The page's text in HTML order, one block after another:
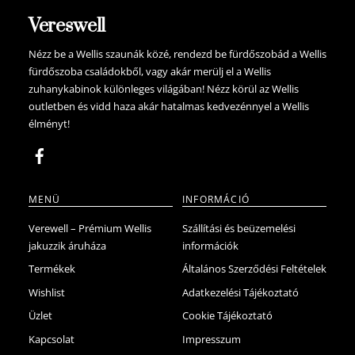
Vereswell
Nézz be a Wellis szaunák közé, rendezd be fürdőszobád a Wellis
fürdőszoba családokből, vagy akár merülj el a Wellis
zuhanykabinok különleges világában! Nézz körül az Wellis
outletben és vidd haza akár hatalmas kedvezénnyel a Wellis
élményt!
MENÜ
Verewell – Prémium Wellis
jakuzzik áruháza
Termékek
Wishlist
Üzlet
Kapcsolat
INFORMÁCIÓ
Szállítási és beüzemelési
információk
Általános Szerződési Feltételek
Adatkezelési Tájékoztató
Cookie Tájékoztató
Impresszum